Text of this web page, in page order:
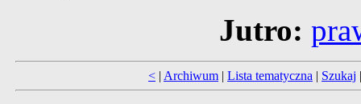
Jutro:
< | Archiwum | Lista tematyczna | Szukaj